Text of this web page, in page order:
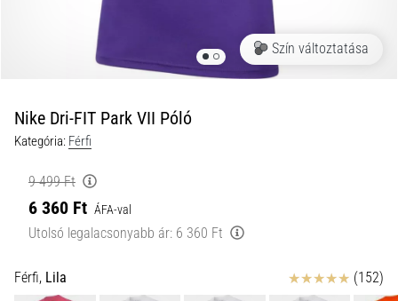
egyszer
minden
futót
elér,
legyen
szó
amatőrről
profiról.
Szín változtatása
Nike Dri-FIT Park VII Póló
Kategória: Férfi
9 499 Ft
6 360 Ft ÁFA-val
Utolsó legalacsonyabb ár: 6 360 Ft
Férfi, Lila Értékelés (152)